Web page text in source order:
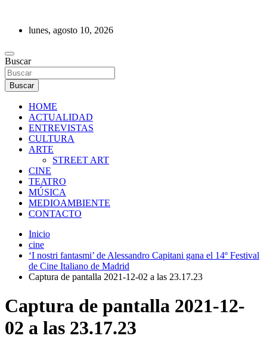
contenidolunes, agosto 10, 2026
REVISTA DE PRENSA
Buscar
Buscar
HOME
ACTUALIDAD
ENTREVISTAS
CULTURA
ARTE
STREET ART
CINE
TEATRO
MÚSICA
MEDIOAMBIENTE
CONTACTO
Inicio
cine
‘I nostri fantasmi’ de Alessandro Capitani gana el 14º Festival
de Cine Italiano de Madrid
Captura de pantalla 2021-12-02 a las 23.17.23
Captura de pantalla 2021-12-
02 a las 23.17.23